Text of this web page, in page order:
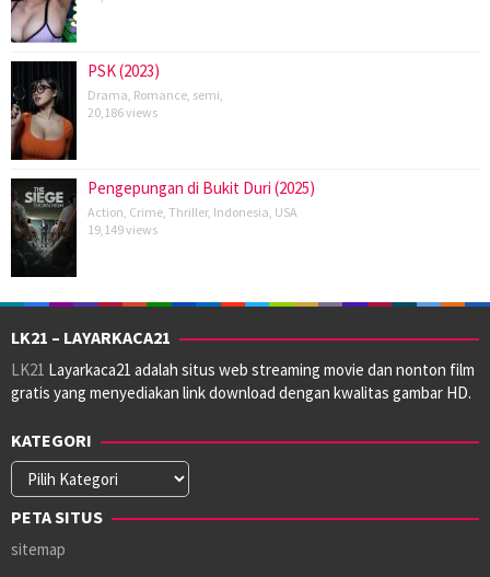
PSK (2023)
Drama, Romance, semi,
20,186 views
Pengepungan di Bukit Duri (2025)
Action, Crime, Thriller, Indonesia, USA
19,149 views
LK21 – LAYARKACA21
LK21 Layarkaca21 adalah situs web streaming movie dan nonton film
gratis yang menyediakan link download dengan kwalitas gambar HD.
KATEGORI
Kategori
PETA SITUS
sitemap